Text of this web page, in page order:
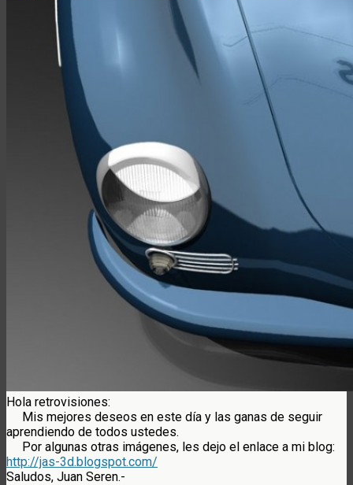
Hola retrovisiones:
Mis mejores deseos en este día y las ganas de seguir
aprendiendo de todos ustedes.
Por algunas otras imágenes, les dejo el enlace a mi blog:
http://jas-3d.blogspot.com/
Saludos, Juan Seren.-